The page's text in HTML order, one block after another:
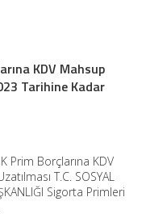
KDV Mahsup
Tarihine Kadar
Prim Borçlarına KDV
T.C. SOSYAL
Sigorta Primleri